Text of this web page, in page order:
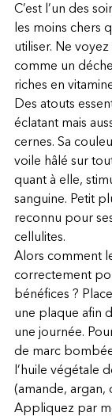
C’est l’un des
les moins chers
utiliser. Ne
comme un
riches en
Des atouts
éclatant mais
cernes. Sa
voile hâlé sur
quant à elle,
sanguine. Petit
reconnu pour
cellulites.
Alors comment
correctement
bénéfices ?
une plaque afin
une journée.
de marc
l’huile végétale
(amande, argan,
Appliquez par